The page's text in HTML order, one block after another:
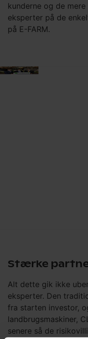
kunderne og de
eksperter på de
på E-FARM.
Stærke
Alt dette gik ikke
eksperter. Den
fra starten investor,
landbrugsmaskiner,
senere så de